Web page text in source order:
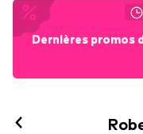
Dernières promos